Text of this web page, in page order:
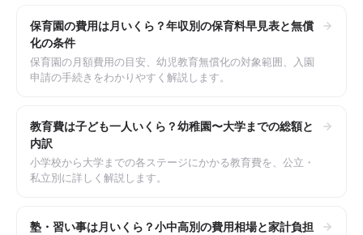
保育園の費用は月いくら？年収別の保育料早見表と無償
化の条件
保育園の月額費用の目安、幼児教育無償化の対象範囲、入園
申請の手続きをわかりやすく解説します。
教育費は子ども一人いくら？幼稚園〜大学までの総額と
内訳
小学校から大学までの各ステージにかかる教育費を、公立・
私立別に詳しく解説します。
塾・習い事は月いくら？小中高別の費用相場と家計負担